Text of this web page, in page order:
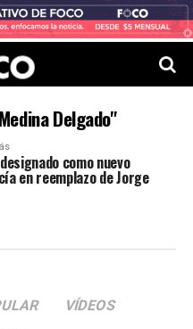
Delgado"
como nuevo
en reemplazo de Jorge
VÍDEOS